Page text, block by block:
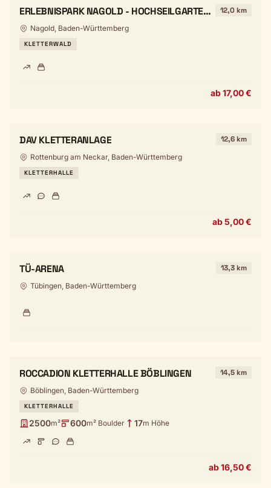
ERLEBNISPARK NAGOLD - HOCHSEILGARTEN
NAGOLD
12,0 km
Nagold, Baden-Württemberg
KLETTERWALD
ab 17,00 €
DAV KLETTERANLAGE 12,6 km
Rottenburg am Neckar, Baden-Württemberg
KLETTERHALLE
ab 5,00 €
TÜ-ARENA 13,3 km
Tübingen, Baden-Württemberg
ROCCADION KLETTERHALLE BÖBLINGEN 14,5 km
Böblingen, Baden-Württemberg
KLETTERHALLE
2500m² 600m² Boulder 17m Höhe
ab 16,50 €